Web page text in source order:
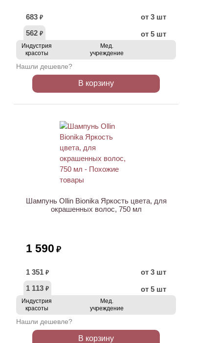
683 ₽
от 3 шт
562 ₽ от 5 шт
Индустрия
красоты
Мед.
учреждение
Нашли дешевле?
В корзину
Шампунь Ollin Bionika Яркость цвета, для
окрашенных волос, 750 мл
1 590 ₽
1 351 ₽
от 3 шт
1 113 ₽ от 5 шт
Индустрия
красоты
Мед.
учреждение
Нашли дешевле?
В корзину